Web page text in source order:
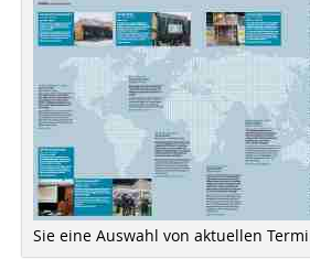
Sie eine Auswahl von aktuellen